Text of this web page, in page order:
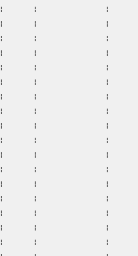
¦       ¦                ¦
¦       ¦                ¦
¦       ¦                ¦
¦       ¦                ¦
¦       ¦                ¦
¦       ¦                ¦
¦       ¦                ¦
¦       ¦                ¦
¦       ¦                ¦
¦       ¦                ¦
¦       ¦                ¦
¦       ¦                ¦
¦       ¦                ¦
¦       ¦                ¦
¦       ¦                ¦
¦       ¦                ¦
¦       ¦                ¦